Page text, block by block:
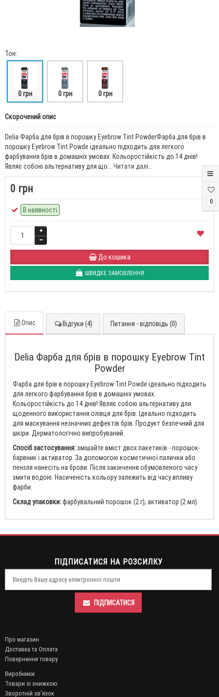
0
Тон:
0 грн 0 грн 0 грн
Скорочений опис
Delia Фарба для брів в порошку Eyebrow Tint PowderФарба для брів в
порошку Eyebrow Tint Powde ідеально підходить для легкого
фарбування брів в домашніх умовах. Кольоростійкість до 14 днів!
Являє собою альтернативу для що... Читати далі...
0 грн
В наявності
До кошика
ШВИДКЕ ЗАМОВЛЕННЯ
Опис Відгуки (4) Питання - відповідь (0)
Delia Фарба для брів в порошку Eyebrow Tint
Powder
Фарба для брів в порошку Eyebrow Tint Powde ідеально підходить
для легкого фарбування брів в домашніх умовах.
Кольоростійкість до 14 днів! Являє собою альтернативу для
щоденного використання олівця для брів. Ідеально підходить
для маскування незначних дефектів брів. Продукт безпечний для
шкіри. Дерматологічно випробуваний.
Спосіб застосування:змішайте вміст двох пакетиків - порошок-
барвник і активатор. За допомогою косметичної палички або
пензля нанесіть на брови. Після закінчення обумовленого часу
змити водою. Насиченість кольору залежить від часу впливу
фарби.
Склад упаковки:фарбувальний порошок (2 г), активатор (2 мл).
ПІДПИСАТИСЯ НА РОЗСИЛКУ
ПІДПИСАТИСЯ
Про магазин
Доставка та Оплата
Повернення товару
Виробники
Товари зі знижкою
Зворотній зв’язок